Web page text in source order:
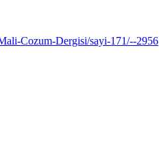
Cozum-Dergisi/sayi-171/--2956